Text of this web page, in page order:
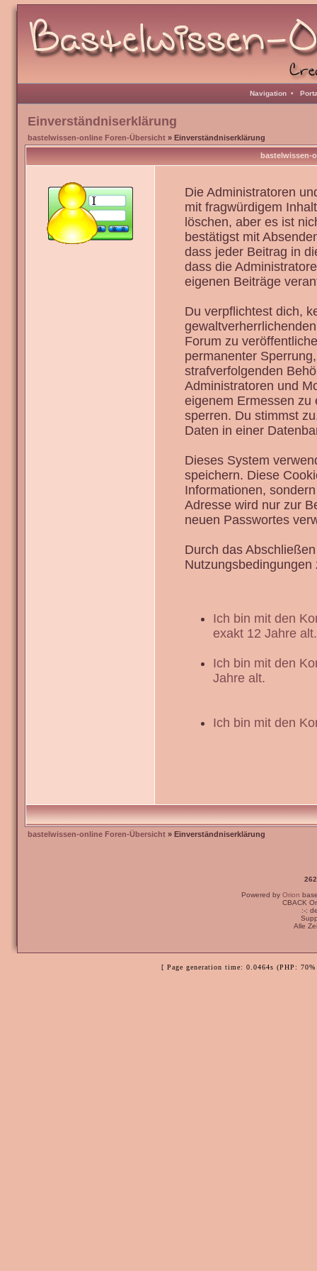
Navigation •
Einverständniserklärung
bastelwissen-online Foren-Übersicht » Einverständniserklärung
bastelwissen-
Die Administratoren
mit fragwürdigem
löschen, aber es ist
bestätigst mit
dass jeder Beitrag in
dass die
eigenen Beiträge
Du verpflichtest dich,
Forum zu
permanenter
strafverfolgenden
Administratoren und
eigenem Ermessen zu
sperren. Du stimmst
Daten in einer
Dieses System
speichern. Diese
Informationen,
Adresse wird nur zur
neuen Passwortes
Durch das
Nutzungsbedingungen
Ich bin mit den
exakt 12 Jahre alt.
Ich bin mit den
Jahre alt.
Ich bin mit den
bastelwissen-online Foren-Übersicht » Einverständniserklärung
Powered by Orion
CBACK
:-:
Alle
[ Page generation time: 0.0464s (PHP: